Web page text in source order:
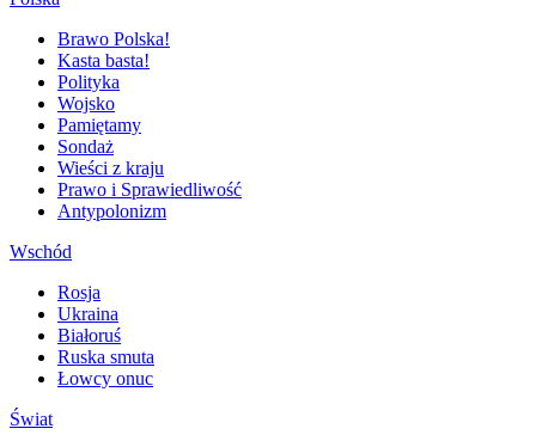
Brawo Polska!
Kasta basta!
Polityka
Wojsko
Pamiętamy
Sondaż
Wieści z kraju
Prawo i Sprawiedliwość
Antypolonizm
Wschód
Rosja
Ukraina
Białoruś
Ruska smuta
Łowcy onuc
Świat